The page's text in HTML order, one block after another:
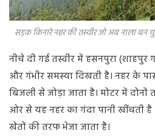
सड़क किनारे नहर की तस्वीर जो अब नाला बन
नीचे दी गई तस्वीर में हसनपुरा
और गंभीर समस्या दिखती है। नहर के
बिजली से जोड़ा जाता है। मोटर में
ओर से यह नहर का गंदा पानी खींचती
खेतों की तरफ भेजा जाता है।